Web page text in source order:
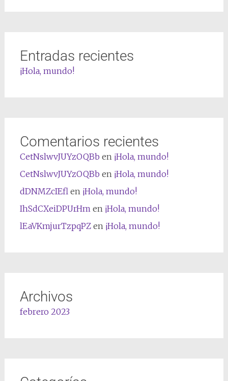
Entradas recientes
¡Hola, mundo!
Comentarios recientes
CetNslwvJUYzOQBb en ¡Hola, mundo!
CetNslwvJUYzOQBb en ¡Hola, mundo!
dDNMZcIEfl en ¡Hola, mundo!
IhSdCXeiDPUrHm en ¡Hola, mundo!
lEaVKmjurTzpqPZen ¡Hola, mundo!
Archivos
febrero 2023